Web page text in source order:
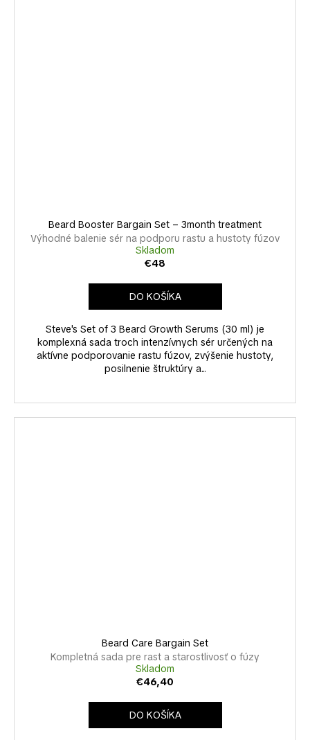
Beard Booster Bargain Set – 3month treatment
Výhodné balenie sér na podporu rastu a hustoty fúzov
Skladom
€48
DO KOŠÍKA
Steve's Set of 3 Beard Growth Serums (30 ml) je
komplexná sada troch intenzívnych sér určených na
aktívne podporovanie rastu fúzov, zvýšenie hustoty,
posilnenie štruktúry a...
Beard Care Bargain Set
Kompletná sada pre rast a starostlivosť o fúzy
Skladom
€46,40
DO KOŠÍKA